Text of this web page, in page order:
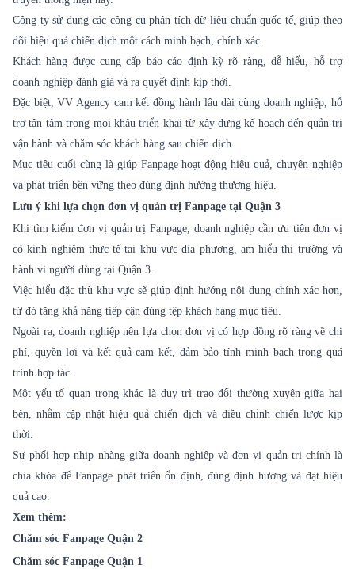
Công ty sử dụng các công cụ phân tích dữ liệu chuẩn quốc tế, giúp theo
dõi hiệu quả chiến dịch một cách minh bạch, chính xác.
Khách hàng được cung cấp báo cáo định kỳ rõ ràng, dễ hiểu, hỗ trợ
doanh nghiệp đánh giá và ra quyết định kịp thời.
Đặc biệt, VV Agency cam kết đồng hành lâu dài cùng doanh nghiệp, hỗ
trợ tận tâm trong mọi khâu triển khai từ xây dựng kế hoạch đến quản trị
vận hành và chăm sóc khách hàng sau chiến dịch.
Mục tiêu cuối cùng là giúp Fanpage hoạt động hiệu quả, chuyên nghiệp
và phát triển bền vững theo đúng định hướng thương hiệu.
Lưu ý khi lựa chọn đơn vị quản trị Fanpage tại Quận 3
Khi tìm kiếm đơn vị quản trị Fanpage, doanh nghiệp cần ưu tiên đơn vị
có kinh nghiệm thực tế tại khu vực địa phương, am hiểu thị trường và
hành vi người dùng tại Quận 3.
Việc hiểu đặc thù khu vực sẽ giúp định hướng nội dung chính xác hơn,
từ đó tăng khả năng tiếp cận đúng tệp khách hàng mục tiêu.
Ngoài ra, doanh nghiệp nên lựa chọn đơn vị có hợp đồng rõ ràng về chi
phí, quyền lợi và kết quả cam kết, đảm bảo tính minh bạch trong quá
trình hợp tác.
Một yếu tố quan trọng khác là duy trì trao đổi thường xuyên giữa hai
bên, nhằm cập nhật hiệu quả chiến dịch và điều chỉnh chiến lược kịp
thời.
Sự phối hợp nhịp nhàng giữa doanh nghiệp và đơn vị quản trị chính là
chìa khóa để Fanpage phát triển ổn định, đúng định hướng và đạt hiệu
quả cao.
Xem thêm:
Chăm sóc Fanpage Quận 2
Chăm sóc Fanpage Quận 1